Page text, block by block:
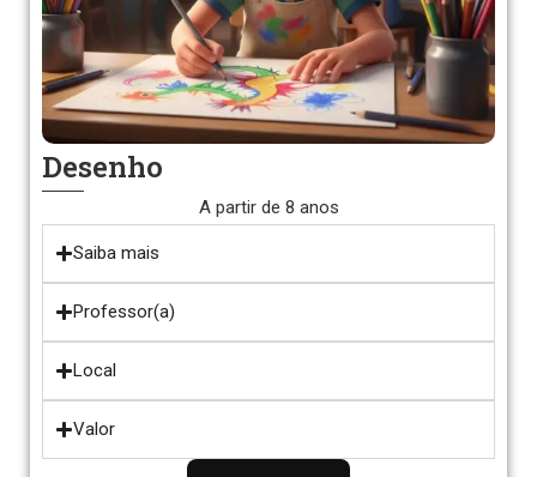
Desenho
A partir de 8 anos
Saiba mais
Professor(a)
Local
Valor